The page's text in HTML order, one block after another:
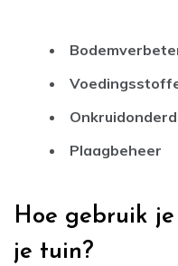
Plaagbeheer
Hoe gebruik
je tuin?